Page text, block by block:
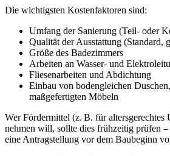
Die wichtigsten Kostenfaktoren sind:
Umfang der Sanierung (Teil- oder
Qualität der Ausstattung (Standard,
Größe des Badezimmers
Arbeiten an Wasser- und
Fliesenarbeiten und Abdichtung
Einbau von bodengleichen
maßgefertigten Möbeln
Wer Fördermittel (z. B. für altersgerechtes
nehmen will, sollte dies frühzeitig prüfen –
eine Antragstellung vor dem Baubeginn